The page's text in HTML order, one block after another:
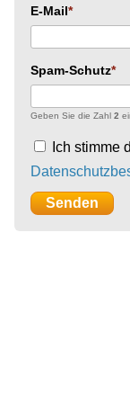
E-Mail
Spam-Schutz
Geben Sie die Zahl 2
Ich stimme